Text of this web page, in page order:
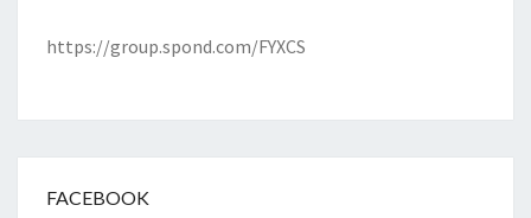
https://group.spond.com/FYXCS
FACEBOOK